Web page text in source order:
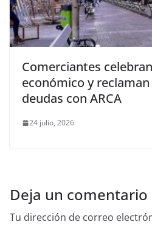
Comerciantes
económico y
deudas con ARCA
24 julio, 2026
Deja un comentario
Tu dirección de correo